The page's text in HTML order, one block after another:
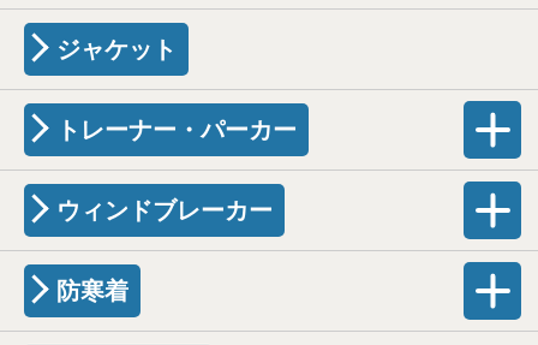
ジャケット
トレーナー・パーカー
ウィンドブレーカー
防寒着